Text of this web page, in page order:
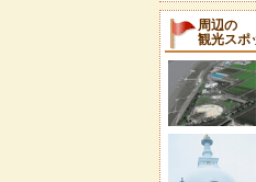
周辺の
観光スポ